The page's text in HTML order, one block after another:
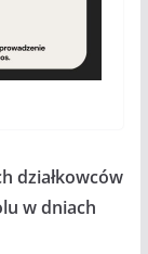
działkowców
w dniach